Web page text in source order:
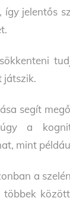
jelentős
játszik.
segít
a
mint
a